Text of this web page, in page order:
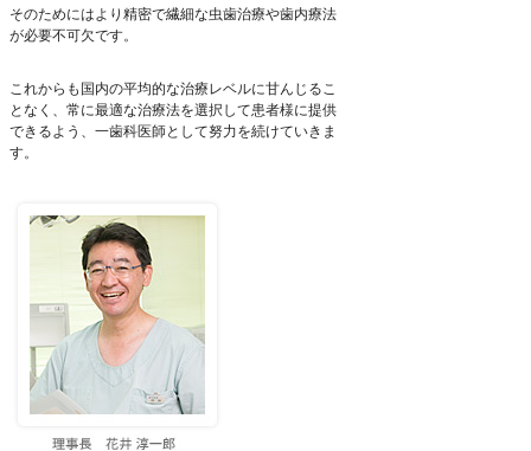
そのためにはより精密で繊細な虫歯治療や歯内療法
が必要不可欠です。
これからも国内の平均的な治療レベルに甘んじるこ
となく、常に最適な治療法を選択して患者様に提供
できるよう、一歯科医師として努力を続けていきま
す。